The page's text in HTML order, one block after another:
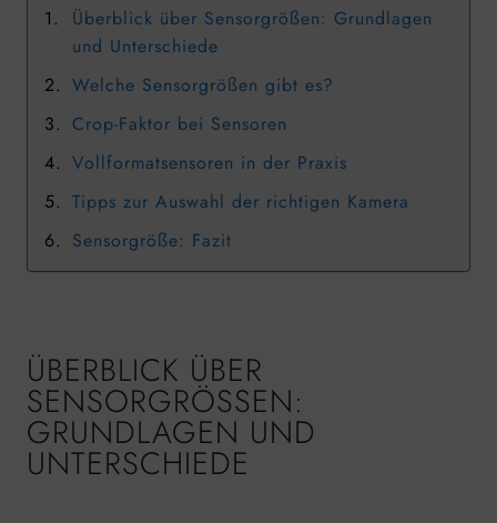
Überblick über Sensorgrößen: Grundlagen
und Unterschiede
Welche Sensorgrößen gibt es?
Crop-Faktor bei Sensoren
Vollformatsensoren in der Praxis
Tipps zur Auswahl der richtigen Kamera
Sensorgröße: Fazit
ÜBERBLICK ÜBER
SENSORGRÖSSEN: G
RUNDLAGEN UND U
NTERSCHIEDE